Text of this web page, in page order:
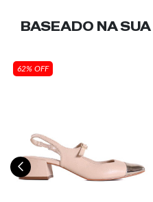
BASEADO NA SUA
62% OFF